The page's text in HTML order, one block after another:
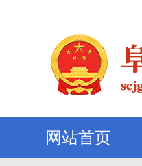
网站首页